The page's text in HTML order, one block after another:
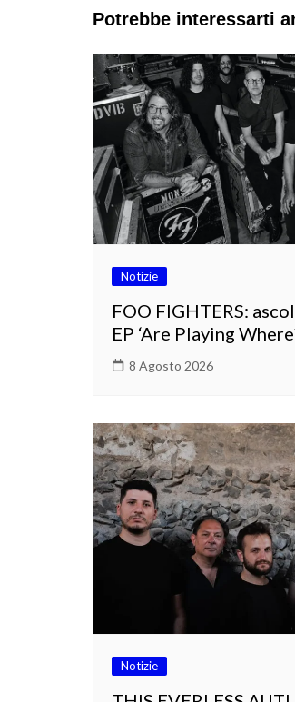
Potrebbe interessarti
Notizie
FOO FIGHTERS:
EP ‘Are Playing
8 Agosto 2026
Notizie